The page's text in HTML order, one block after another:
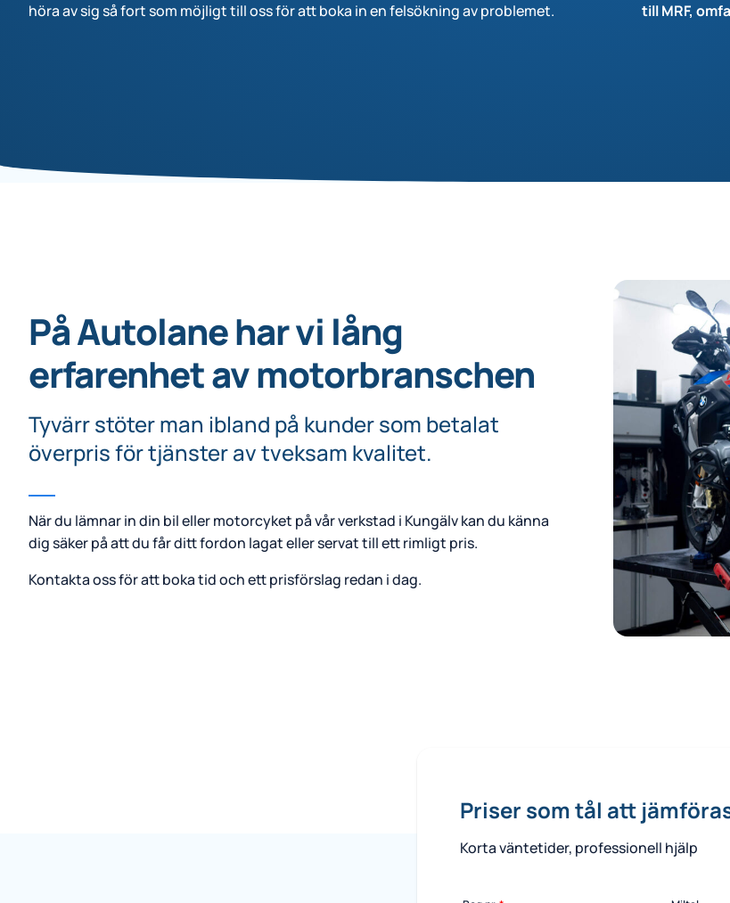
till MRF,
höra av sig så fort som möjligt till oss för att boka in en felsökning av problemet.
På Autolane har vi lång
erfarenhet av motorbranschen
Tyvärr stöter man ibland på kunder som betalat
överpris för tjänster av tveksam kvalitet.
När du lämnar in din bil eller motorcyket på vår verkstad i Kungälv kan du känna
dig säker på att du får ditt fordon lagat eller servat till ett rimligt pris.
Kontakta oss för att boka tid och ett prisförslag redan i dag.
Priser som tål att
Korta väntetider, professionell hjälp